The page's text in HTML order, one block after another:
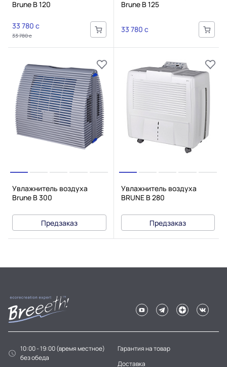
Brune B 120
33 780 c
33 780 c
Brune B 125
33 780 c
Увлажнитель воздуха
Brune B 300
Предзаказ
Увлажнитель воздуха
BRUNE B 280
Предзаказ
10:00 - 19:00 (время местное)
без обеда
Гарантия на товар
Доставка